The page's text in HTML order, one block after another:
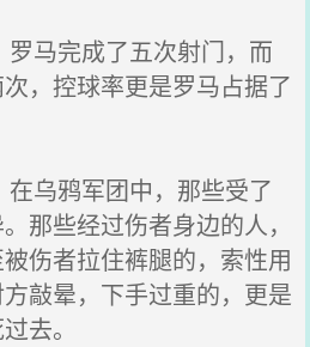
马完成了五次射门，而
，控球率更是罗马占据了
乌鸦军团中，那些受了
那些经过伤者身边的人，
伤者拉住裤腿的，索性用
敲晕，下手过重的，更是
去。